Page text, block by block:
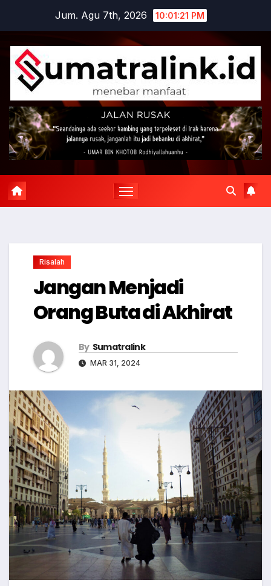
content
Jum. Agu 7th, 2026 10:01:22 PM
Risalah
Jangan Menjadi
Orang Buta di Akhirat
By Sumatralink
MAR 31, 2024